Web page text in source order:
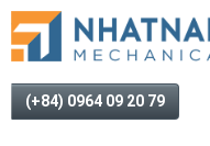
(+84) 0964 09 20 79